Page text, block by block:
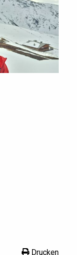
Drucken